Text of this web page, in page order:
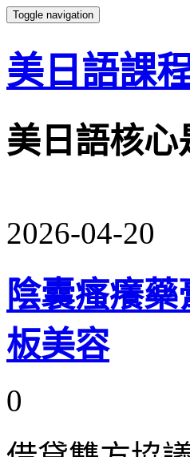
Toggle navigation
美日語課
美日語核心
2026-04-20
陰囊瘙癢
板美容
0